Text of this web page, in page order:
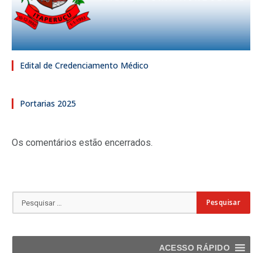
Edital de Credenciamento Médico
Portarias 2025
Os comentários estão encerrados.
ACESSO RÁPIDO